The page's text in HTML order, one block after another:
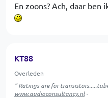
En zoons? Ach, daar ben
KT88
Overleden
" Ratings are for
www.audioconsultancy.nl-